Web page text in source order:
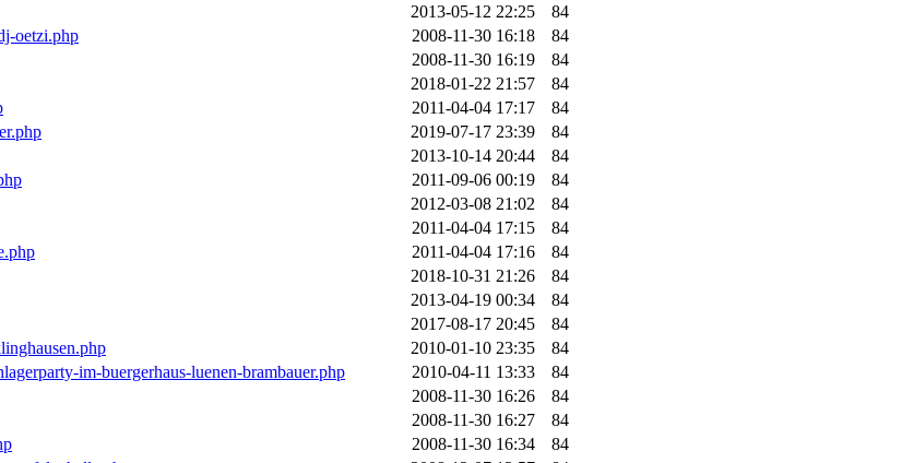
2013-05-12 22:25
84
oetzi.php
2008-11-30 16:18
84
2008-11-30 16:19
84
2018-01-22 21:57
84
2011-04-04 17:17
84
2019-07-17 23:39
84
2013-10-14 20:44
84
2011-09-06 00:19
84
2012-03-08 21:02
84
2011-04-04 17:15
84
2011-04-04 17:16
84
2018-10-31 21:26
84
2013-04-19 00:34
84
2017-08-17 20:45
84
2010-01-10 23:35
84
im-buergerhaus-luenen-brambauer.php
2010-04-11 13:33
84
2008-11-30 16:26
84
2008-11-30 16:27
84
2008-11-30 16:34
84